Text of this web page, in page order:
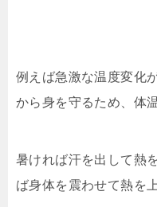
例えば急激な温度変化
から身を守るため、体
暑ければ汗を出して熱
ば身体を震わせて熱を